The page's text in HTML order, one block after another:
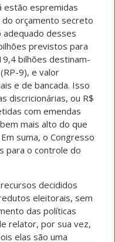
estão espremidas
orçamento secreto
adequado desses
previstos para
bilhões destinam-
9), e valor
e de bancada. Isso
discricionárias, ou R$
com emendas
mais alto do que
suma, o Congresso
para o controle do
decididos
eleitorais, sem
das políticas
relator, por sua vez,
elas são uma